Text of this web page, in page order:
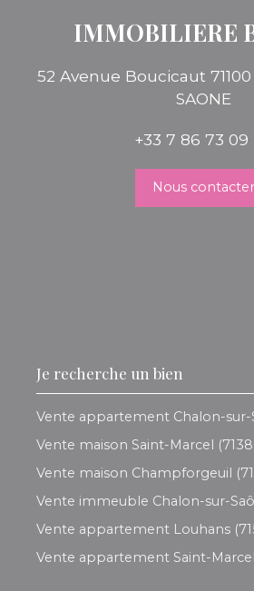
IMMOBILIERE
52 Avenue Boucicaut 71100
SAONE
+33 7 86 73 09
Nous contacter
Je recherche un bien
Vente appartement Chalon-sur-
Vente maison Saint-Marcel
Vente maison Champforgeuil
Vente immeuble Chalon-sur-
Vente appartement Louhans
Vente appartement Saint-